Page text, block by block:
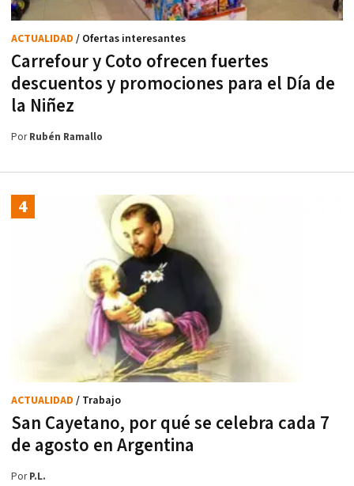
Carrefour y Coto ofrecen fuertes
descuentos y promociones para el Día de
la Niñez
ACTUALIDAD / Ofertas interesantes
PorRubén Ramallo
San Cayetano, por qué se celebra cada 7
de agosto en Argentina
ACTUALIDAD / Trabajo
PorP.L.